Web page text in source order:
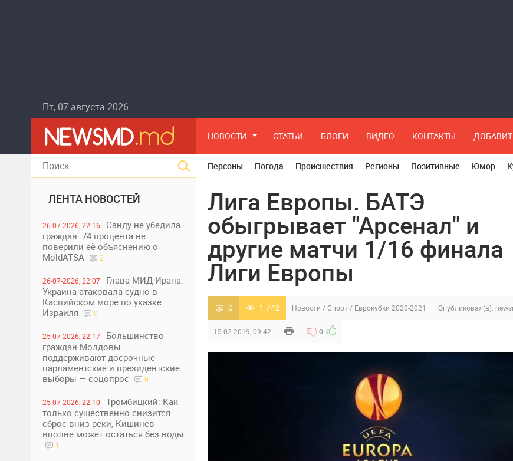
Пт, 07 августа 2026
НОВОСТИ СТАТЬИ БЛОГИ ВИДЕО КОНТАКТЫ
ЛЕНТА НОВОСТЕЙ
26-07-2026, 22:16
Санду не убедила
граждан: 74 процента не
поверили её объяснению о
MoldATSA
2
26-07-2026, 22:07
Глава МИД Ирана:
Украина атаковала судно в
Каспийском море по указке
Израиля
0
25-07-2026, 22:17
Большинство
граждан Молдовы
поддерживают досрочные
парламентские и президентские
выборы — соцопрос
0
25-07-2026, 22:10
Тромбицкий: Как
только существенно снизится
сброс вниз реки, Кишинев
вполне может остаться без воды
1
Персоны Погода Происшествия Регионы Позитивные Юмор
Лига Европы. БАТЭ
обыгрывает "Арсенал" и
другие матчи 1/16 финала
Лиги Европы
0 1 742 Новости /Спорт / Еврокубки 2020-2021 Опубликовал(а):
15-02-2019, 09:42 0